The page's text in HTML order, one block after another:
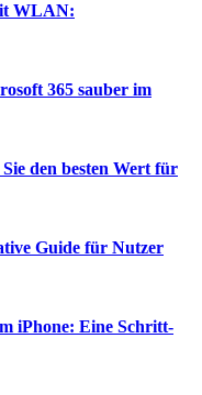
WLAN:
365 sauber im
den besten Wert für
Guide für Nutzer
iPhone: Eine Schritt-